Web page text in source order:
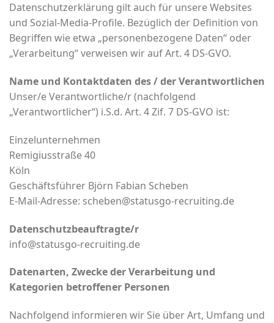
Datenschutzerklärung gilt auch für unsere Websites
und Sozial-Media-Profile. Bezüglich der Definition von
Begriffen wie etwa „personenbezogene Daten“ oder
„Verarbeitung“ verweisen wir auf Art. 4 DS-GVO.
Name und Kontaktdaten des / der Verantwortlichen
Unser/e Verantwortliche/r (nachfolgend
„Verantwortlicher“) i.S.d. Art. 4 Zif. 7 DS-GVO ist:
Einzelunternehmen
Remigiusstraße 40
Köln
Geschäftsführer Björn Fabian Scheben
E-Mail-Adresse: scheben@statusgo-recruiting.de
Datenschutzbeauftragte/r
info@statusgo-recruiting.de
Datenarten, Zwecke der Verarbeitung und
Kategorien betroffener Personen
Nachfolgend informieren wir Sie über Art, Umfang und